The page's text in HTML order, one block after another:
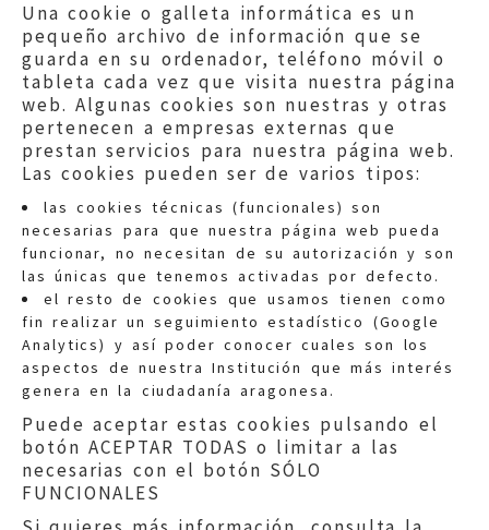
Una cookie o galleta informática es un
pequeño archivo de información que se
guarda en su ordenador, teléfono móvil o
tableta cada vez que visita nuestra página
web. Algunas cookies son nuestras y otras
pertenecen a empresas externas que
prestan servicios para nuestra página web.
Las cookies pueden ser de varios tipos:
las cookies técnicas (funcionales) son
necesarias para que nuestra página web pueda
funcionar, no necesitan de su autorización y son
las únicas que tenemos activadas por defecto.
el resto de cookies que usamos tienen como
fin realizar un seguimiento estadístico (Google
Analytics) y así poder conocer cuales son los
aspectos de nuestra Institución que más interés
genera en la ciudadanía aragonesa.
Puede aceptar estas cookies pulsando el
botón ACEPTAR TODAS o limitar a las
necesarias con el botón SÓLO
FUNCIONALES
Quejas:quejas@eljusticiadearagon.es
Información general:
informacion@eljusticiadearagon.es
Teléfonos:900 210 210/